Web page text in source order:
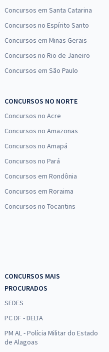
Concursos em Santa Catarina
Concursos no Espírito Santo
Concursos em Minas Gerais
Concursos no Rio de Janeiro
Concursos em São Paulo
CONCURSOS NO NORTE
Concursos no Acre
Concursos no Amazonas
Concursos no Amapá
Concursos no Pará
Concursos em Rondônia
Concursos em Roraima
Concursos no Tocantins
CONCURSOS MAIS
PROCURADOS
SEDES
PC DF - DELTA
PM AL - Polícia Militar do Estado
de Alagoas